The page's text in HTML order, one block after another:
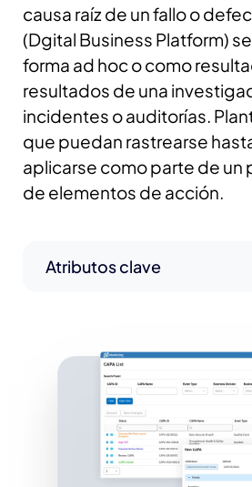
causa raíz de un fallo o
(Dgital Business Platform)
forma ad hoc o como
resultados de una
incidentes o auditorías.
que puedan rastrearse
aplicarse como parte de un
de elementos de acción.
Atributos clave